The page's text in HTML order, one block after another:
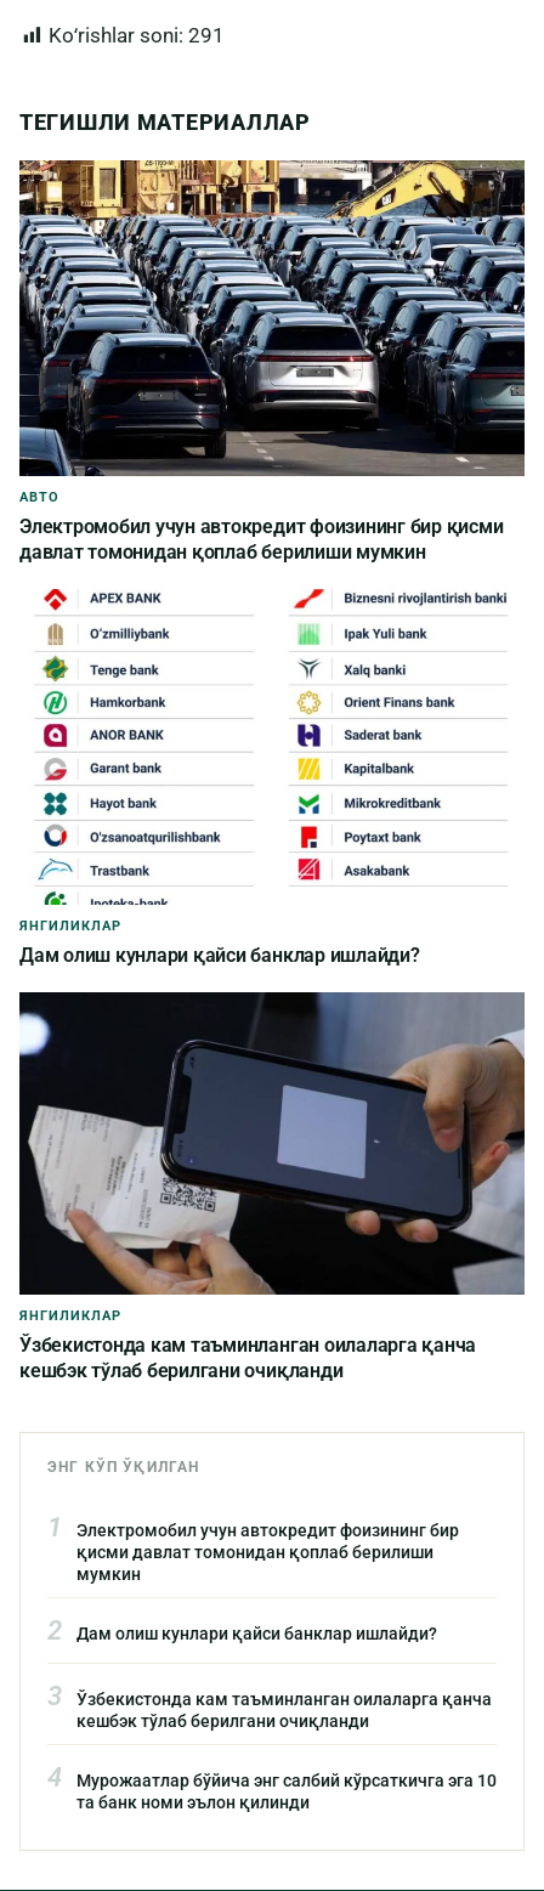
Koʻrishlar soni: 291
ТЕГИШЛИ МАТЕРИАЛЛАР
АВТО
Электромобил учун автокредит фоизининг бир қисми
давлат томонидан қоплаб берилиши мумкин
ЯНГИЛИКЛАР
Дам олиш кунлари қайси банклар ишлайди?
ЯНГИЛИКЛАР
Ўзбекистонда кам таъминланган оилаларга қанча
кешбэк тўлаб берилгани очиқланди
ЭНГ КЎП ЎҚИЛГАН
1
Электромобил учун автокредит фоизининг бир
қисми давлат томонидан қоплаб берилиши
мумкин
2 Дам олиш кунлари қайси банклар ишлайди?
3
Ўзбекистонда кам таъминланган оилаларга қанча
кешбэк тўлаб берилгани очиқланди
4
Мурожаатлар бўйича энг салбий кўрсаткичга эга 10
та банк номи эълон қилинди